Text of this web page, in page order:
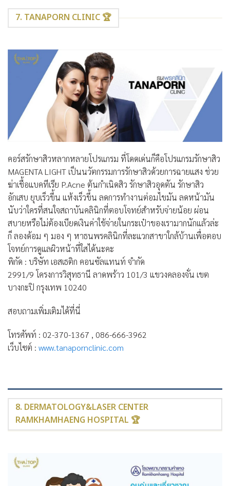
7. TANAPORN CLINIC 🏆
คอร์สรักษาสิวหลากหลายโปรแกรม ที่โดดเด่นก็คือโปรแกรมรักษาสิว
MAGENTA LIGHT เป็นนวัตกรรมการรักษาสิวด้วยการฉายแสง ช่วย
ฆ่าเชื้อแบคทีเรีย P.Acne ต้นกำเนิดสิว รักษาสิวอุดตัน รักษาสิว
อักเสบ ยุบเร็วขึ้น แห้งเร็วขึ้น ลดการทำงานต่อมไขมัน ลดหน้ามัน
นับว่าใครที่สนใจสถาบันคลินิกที่ตอบโจทย์สำหรับจ่ายน้อย ผ่อน
สบายหรือไม่ต้องเบียดเงินค่าใช้จ่ายในกระเป๋าของเรามากนักแล้วล่ะ
ก็ ลองด้อม ๆ มอง ๆ หาธนพรคลินิกที่ละแวกสาขาใกล้บ้านเพื่อตอบ
โจทย์การดูแลผิวหน้าที่ใสได้นะคะ
พิกัด : บริษัท เอสเธติก คอนซัลแทนท์ จำกัด
2991/9 โครงการวิสุทธานี ลาดพร้าว 101/3 แขวงคลองจั่น เขต
บางกะปิ กรุงเทพ 10240
สอบถามเพิ่มเติมได้ที่นี่
โทรศัพท์ : 02-370-1367 , 086-666-3962
เว็บไซต์ : www.tanapornclinic.com
8. DERMATOLOGY&LASER CENTER
RAMKHAMHAENG HOSPITAL 🏆